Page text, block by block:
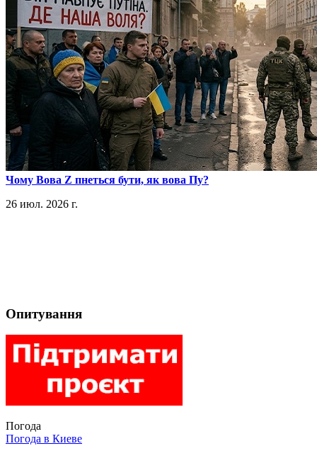
​Чому Вова Z пнеться бути, як вова Пу?
26 июл. 2026 г.
Опитування
Погода
Погода в Киеве